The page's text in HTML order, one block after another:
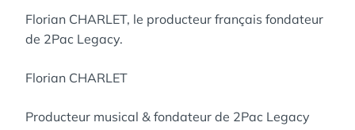
Florian CHARLET, le producteur français fondateur
de 2Pac Legacy.
Florian CHARLET
Producteur musical & fondateur de 2Pac Legacy